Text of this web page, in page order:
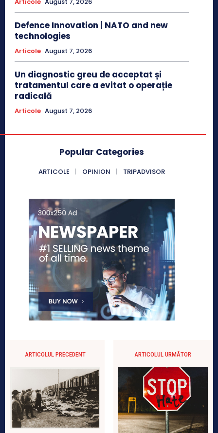
Defence Innovation | NATO and new
technologies
Articole August 7, 2026
Un diagnostic greu de acceptat și
tratamentul care a evitat o operație
radicală
Articole August 7, 2026
Popular Categories
ARTICOLE OPINION TRIPADVISOR
ARTICOLUL PRECEDENT ARTICOLUL URMĂTOR